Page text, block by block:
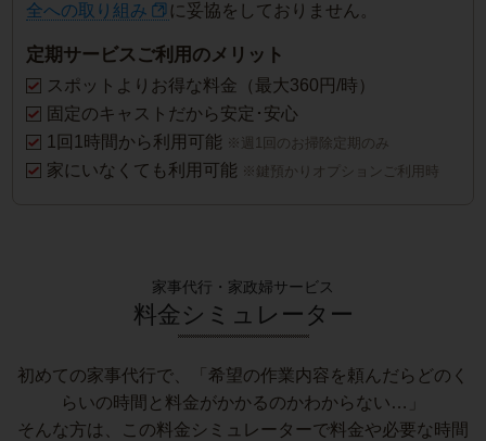
全への取り組み
に妥協をしておりません。
定期サービスご利用のメリット
スポットよりお得な料金（最大360円/時）
固定のキャストだから安定･安心
1回1時間から利用可能 ※週1回のお掃除定期のみ
家にいなくても利用可能 ※鍵預かりオプションご利用時
家事代行・家政婦サービス
料金シミュレーター
初めての家事代行で、「希望の作業内容を頼んだらどのく
らいの時間と料金がかかるのかわからない…」
そんな方は、この料金シミュレーターで料金や必要な時間